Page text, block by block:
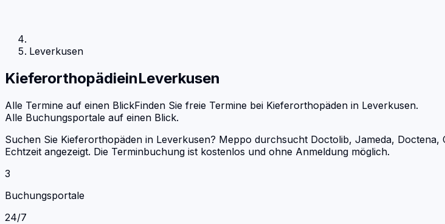
Leverkusen
KieferorthopädieinLeverkusen
Alle Termine auf einen BlickFinden Sie freie Termine bei Kieferorthopäden in Leverkusen.
Alle Buchungsportale auf einen Blick.
Suchen Sie Kieferorthopäden in Leverkusen? Meppo durchsucht Doctolib, Jameda,
Echtzeit angezeigt. Die Terminbuchung ist kostenlos und ohne Anmeldung möglich.
3
Buchungsportale
24/7